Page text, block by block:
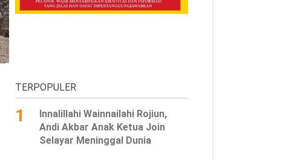
TERPOPULER
1
Innalillahi Wainnailahi Rojiun,
Andi Akbar Anak Ketua Join
Selayar Meninggal Dunia